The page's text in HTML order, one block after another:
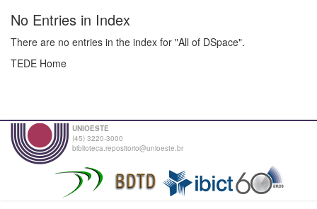
No Entries in Index
There are no entries in the index for "All of DSpace".
TEDE Home
UNIOESTE
(45) 3220-3000
biblioteca.repositorio@unioeste.br